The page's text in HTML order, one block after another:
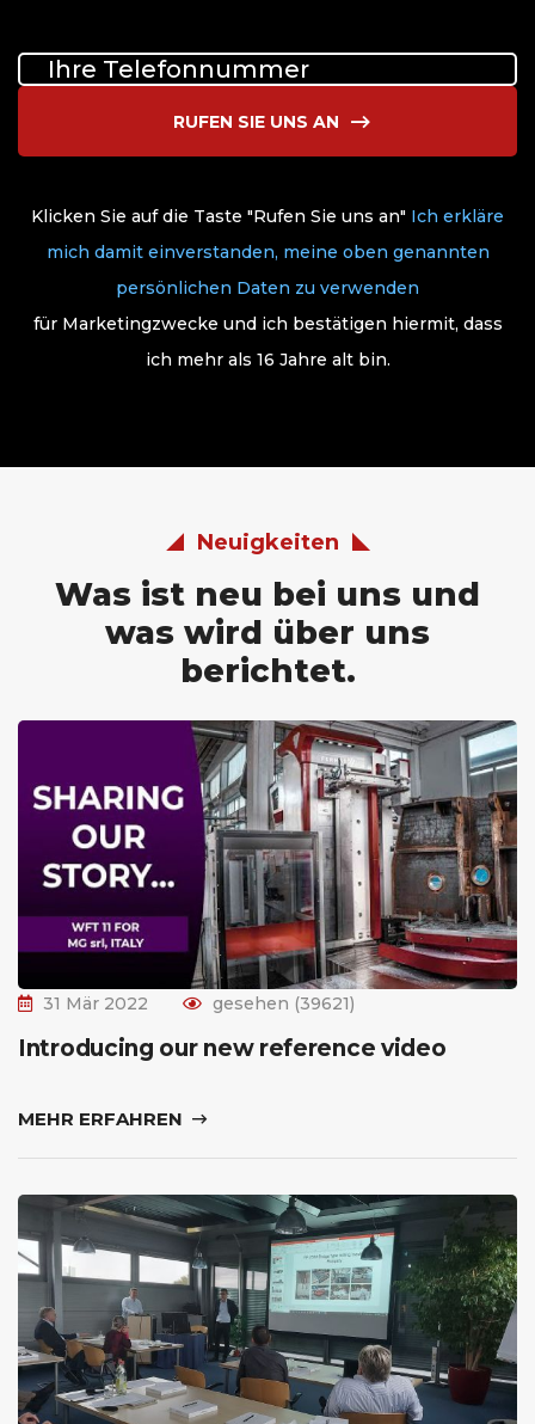
RUFEN SIE UNS AN
Klicken Sie auf die Taste "Rufen Sie uns an" Ich erkläre
mich damit einverstanden, meine oben genannten
persönlichen Daten zu verwenden
für Marketingzwecke und ich bestätigen hiermit, dass
ich mehr als 16 Jahre alt bin.
Neuigkeiten
Was ist neu bei uns und
was wird über uns
berichtet.
31 Mär 2022 gesehen (39621)
Introducing our new reference video
MEHR ERFAHREN